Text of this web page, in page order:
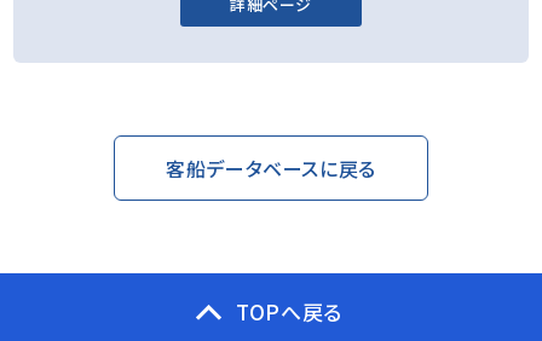
詳細ページ
客船データベースに戻る
TOPへ戻る